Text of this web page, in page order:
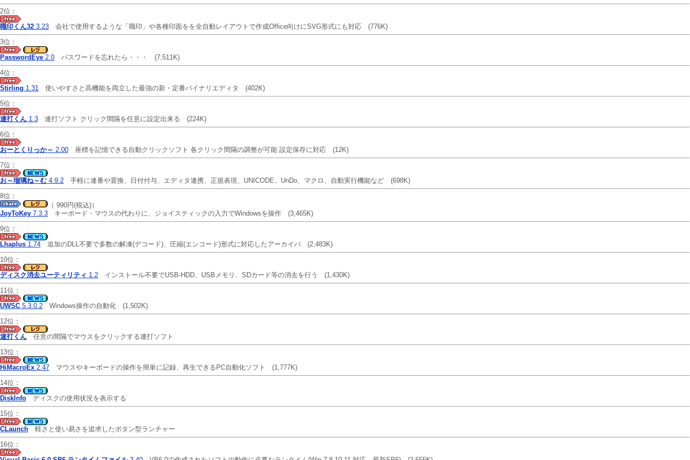
2位：
職印くん32 3.23 会社で使用するような「職印」や各種印面をを全自動レイアウトで作成Office向けにSVG形式にも対応 (776K)
3位：
PasswordEye 2.0 パスワードを忘れたら・・・ (7,511K)
4位：
Stirling 1.31 使いやすさと高機能を両立した最強の新・定番バイナリエディタ (402K)
5位：
連打くん 1.3 連打ソフト クリック間隔を任意に設定出来る (224K)
6位：
おーとくりっか～ 2.00 座標を記憶できる自動クリックソフト 各クリック間隔の調整が可能 設定保存に対応 (12K)
7位：
お～瑠璃ね～む 4.9.2 手軽に連番や置換、日付付与、エディタ連携、正規表現、UNICODE、UnDo、マクロ、自動実行機能など (698K)
8位：
（ 990円(税込)）
JoyToKey 7.3.3 キーボード・マウスの代わりに、ジョイスティックの入力でWindowsを操作 (3,465K)
9位：
Lhaplus 1.74 追加のDLL不要で多数の解凍(デコード)、圧縮(エンコード)形式に対応したアーカイバ (2,483K)
10位：
ディスク消去ユーティリティ 1.2 インストール不要でUSB-HDD、USBメモリ、SDカード等の消去を行う (1,430K)
11位：
UWSC 5.3.0.2 Windows操作の自動化 (1,502K)
12位：
速打くん 任意の間隔でマウスをクリックする連打ソフト
13位：
HiMacroEx 2.47 マウスやキーボードの操作を簡単に記録、再生できるPC自動化ソフト (1,777K)
14位：
DiskInfo ディスクの使用状況を表示する
15位：
CLaunch 軽さと使い易さを追求したボタン型ランチャー
16位：